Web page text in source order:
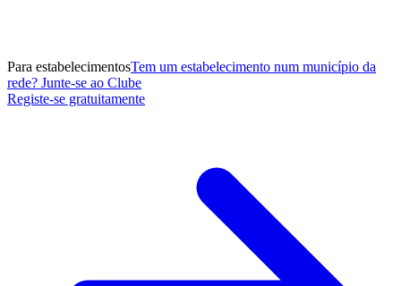
Para estabelecimentosTem um estabelecimento num município da
rede? Junte-se ao Clube
Registe-se gratuitamente